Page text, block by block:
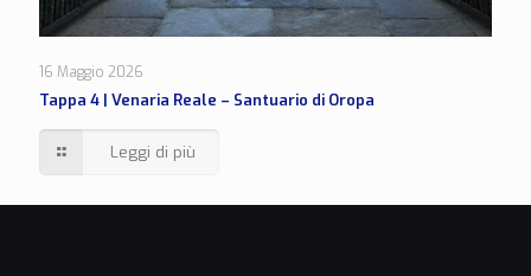
16 Maggio 2026
Tappa 4 | Venaria Reale – Santuario di Oropa
Leggi di più